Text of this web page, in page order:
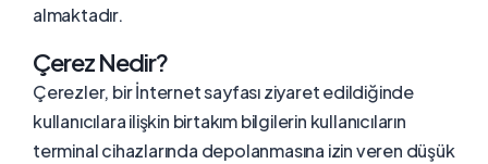
almaktadır.
Çerez Nedir?
Çerezler, bir İnternet sayfası ziyaret edildiğinde
kullanıcılara ilişkin birtakım bilgilerin kullanıcıların
terminal cihazlarında depolanmasına izin veren düşük